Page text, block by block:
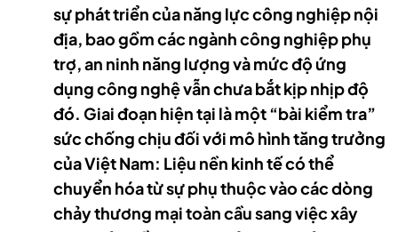
sự phát triển của năng lực công nghiệp nội
địa, bao gồm các ngành công nghiệp phụ
trợ, an ninh năng lượng và mức độ ứng
dụng công nghệ vẫn chưa bắt kịp nhịp độ
đó. Giai đoạn hiện tại là một “bài kiểm tra”
sức chống chịu đối với mô hình tăng trưởng
của Việt Nam: Liệu nền kinh tế có thể
chuyển hóa từ sự phụ thuộc vào các dòng
chảy thương mại toàn cầu sang việc xây